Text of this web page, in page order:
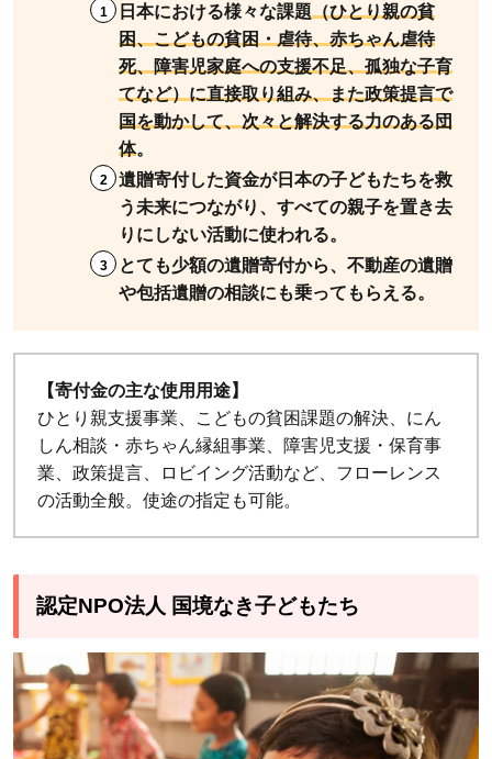
日本における様々な課題 （ひとり親の貧
困、こどもの貧困・虐待、赤ちゃん虐待
死、障害児家庭への支援不足、孤独な子育
てなど）に直接取り組み、また政策提言で
国を動かして、次々と解決する力のある団
体。
遺贈寄付した資金が日本の子どもたちを救
う未来につながり、すべての親子を置き去
りにしない活動に使われる。
とても少額の遺贈寄付から、不動産の遺贈
や包括遺贈の相談にも乗ってもらえる。
【寄付金の主な使用用途】
ひとり親支援事業、こどもの貧困課題の解決、にん
しん相談・赤ちゃん縁組事業、障害児支援・保育事
業、政策提言、ロビイング活動など、フローレンス
の活動全般。使途の指定も可能。
認定NPO法人 国境なき子どもたち